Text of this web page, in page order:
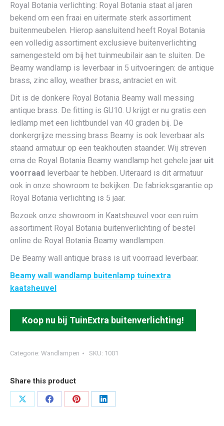
Royal Botania verlichting: Royal Botania staat al jaren
bekend om een fraai en uitermate sterk assortiment
buitenmeubelen. Hierop aansluitend heeft Royal Botania
een volledig assortiment exclusieve buitenverlichting
samengesteld om bij het tuinmeubilair aan te sluiten. De
Beamy wandlamp is leverbaar in 5 uitvoeringen: de antique
brass, zinc alloy, weather brass, antraciet en wit.
Dit is de donkere Royal Botania Beamy wall messing
antique brass. De fitting is GU10. U krijgt er nu gratis een
ledlamp met een lichtbundel van 40 graden bij. De
donkergrijze messing brass Beamy is ook leverbaar als
staand armatuur op een teakhouten staander. Wij streven
erna de Royal Botania Beamy wandlamp het gehele jaar uit
voorraad leverbaar te hebben. Uiteraard is dit armatuur
ook in onze showroom te bekijken. De fabrieksgarantie op
Royal Botania verlichting is 5 jaar.
Bezoek onze showroom in Kaatsheuvel voor een ruim
assortiment Royal Botania buitenverlichting of bestel
online de Royal Botania Beamy wandlampen.
De Beamy wall antique brass is uit voorraad leverbaar.
Beamy wall wandlamp buitenlamp tuinextra
kaatsheuvel
Koop nu bij TuinExtra buitenverlichting!
Categorie: Wandlampen SKU: 1001
Share this product
Deel
Deel
Deel
Deel